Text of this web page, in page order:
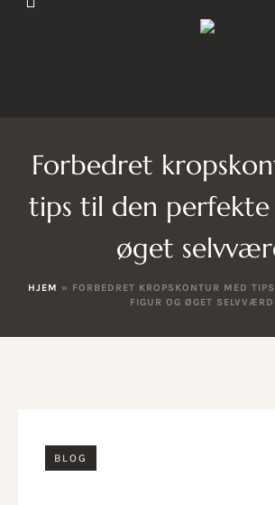
Forbedret
tips til den
øget
HJEM » FORBEDRET KROPSKONTUR MED
FIGUR OG ØGET SELVVÆRD
BLOG